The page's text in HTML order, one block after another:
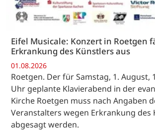
Eifel Musicale: Konzert in Roetgen
Erkrankung des Künstlers aus
01.08.2026
Roetgen. Der für Samstag, 1. August,
Uhr geplante Klavierabend in der
Kirche Roetgen muss nach Angaben
Veranstalters wegen Erkrankung des
abgesagt werden.